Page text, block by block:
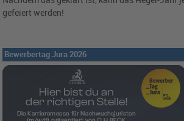
gefeiert werden!
Bewerbertag Jura 2026